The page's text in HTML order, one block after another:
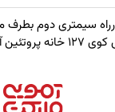
بهمن چهارراه سیمتری دوم
آمویی